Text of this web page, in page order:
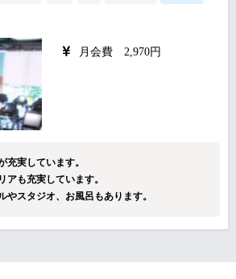
月会費 2,970円
充実しています。
アも充実しています。
やスタジオ、お風呂もあります。